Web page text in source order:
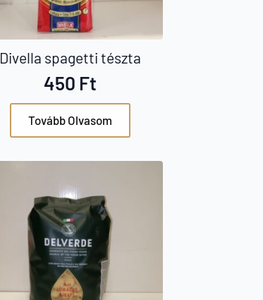
Divella spagetti tészta
450 Ft
Tovább Olvasom